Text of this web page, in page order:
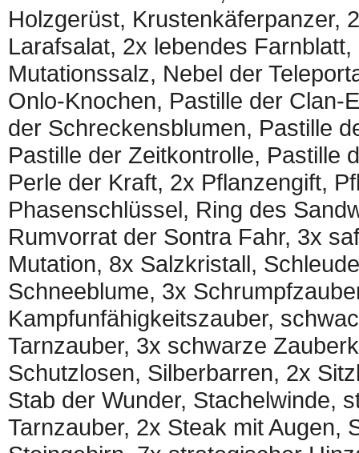
Holzgerüst, Krustenkäferpanzer,
Larafsalat, 2x lebendes
Mutationssalz, Nebel der
Onlo-Knochen, Pastille der Clan-
der Schreckensblumen, Pastille
Pastille der Zeitkontrolle, Pastille
Perle der Kraft, 2x Pflanzengift,
Phasenschlüssel, Ring des
Rumvorrat der Sontra Fahr, 3x
Mutation, 8x Salzkristall,
Schneeblume, 3x
Kampfunfähigkeitszauber,
Tarnzauber, 3x schwarze
Schutzlosen, Silberbarren, 2x
Stab der Wunder, Stachelwinde,
Tarnzauber, 2x Steak mit Augen,